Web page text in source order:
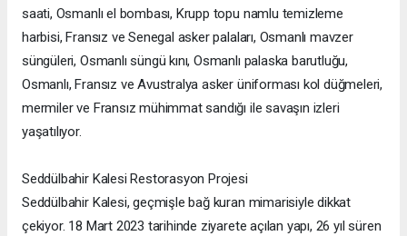
saati, Osmanlı el bombası, Krupp topu namlu temizleme
harbisi, Fransız ve Senegal asker palaları, Osmanlı mavzer
süngüleri, Osmanlı süngü kını, Osmanlı palaska barutluğu,
Osmanlı, Fransız ve Avustralya asker üniforması kol düğmeleri,
mermiler ve Fransız mühimmat sandığı ile savaşın izleri
yaşatılıyor.
Seddülbahir Kalesi Restorasyon Projesi
Seddülbahir Kalesi, geçmişle bağ kuran mimarisiyle dikkat
çekiyor. 18 Mart 2023 tarihinde ziyarete açılan yapı, 26 yıl süren